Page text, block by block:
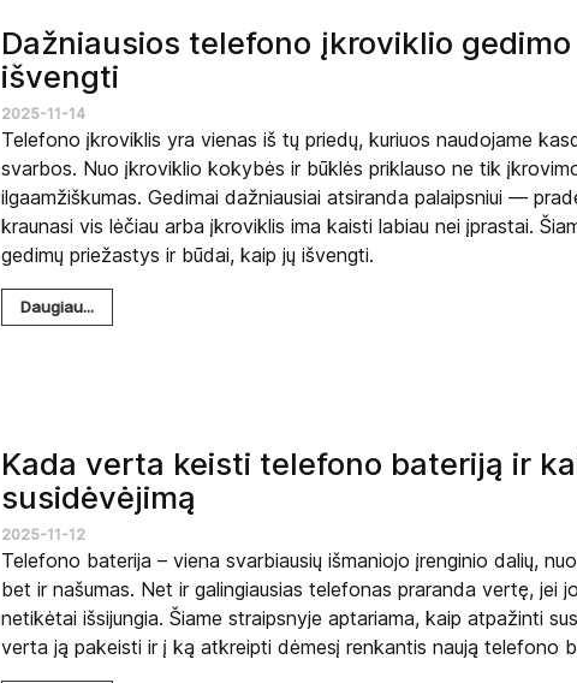
Dažniausios telefono įkroviklio
išvengti
2025-11-14
Telefono įkroviklis yra vienas iš tų priedų, kuriuos naudojame
svarbos. Nuo įkroviklio kokybės ir būklės priklauso ne tik
ilgaamžiškumas. Gedimai dažniausiai atsiranda palaipsniui —
kraunasi vis lėčiau arba įkroviklis ima kaisti labiau nei įprastai.
gedimų priežastys ir būdai, kaip jų išvengti.
Daugiau...
Kada verta keisti telefono bateriją ir
susidėvėjimą
2025-11-12
Telefono baterija – viena svarbiausių išmaniojo įrenginio dalių,
bet ir našumas. Net ir galingiausias telefonas praranda vertę, jei
netikėtai išsijungia. Šiame straipsnyje aptariama, kaip atpažinti
verta ją pakeisti ir į ką atkreipti dėmesį renkantis naują telefono